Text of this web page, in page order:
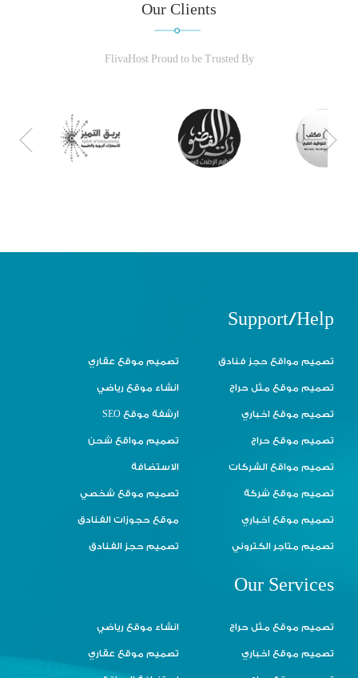
Our Clients
FlivaHost Proud to be Trusted By
Support/Help
تصميم مواقع حجز فنادق تصميم موقع عقاري
تصميم موقع مثل حراج انشاء موقع رياضي
تصميم موقع اخباري ارشفة موقع SEO
تصميم موقع حراج تصميم مواقع شحن
تصميم مواقع الشركات الاستضافة
تصميم موقع شركة تصميم موقع شخصي
تصميم موقع اخباري موقع حجوزات الفنادق
تصميم متاجر الكتروني تصميم حجز الفنادق
Our Services
تصميم موقع مثل حراج انشاء موقع رياضي
تصميم موقع اخباري تصميم موقع عقاري